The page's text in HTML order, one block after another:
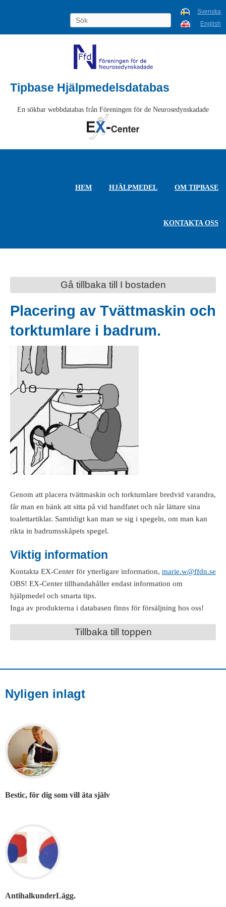
Svenska
English
Tipbase Hjälpmedelsdatabas
En sökbar webbdatabas från Föreningen för de Neurosedynskadade
HEM HJÄLPMEDEL OM TIPBASE
KONTAKTA OSS
Gå tillbaka till I bostaden
Placering av Tvättmaskin och
torktumlare i badrum.
Genom att placera tvättmaskin och torktumlare bredvid varandra,
får man en bänk att sitta på vid handfatet och når lättare sina
toalettartiklar. Samtidigt kan man se sig i spegeln, om man kan
rikta in badrumsskåpets spegel.
Viktig information
Kontakta EX-Center för ytterligare information, marie.w@ffdn.se
OBS! EX-Center tillhandahåller endast information om
hjälpmedel och smarta tips.
Inga av produkterna i databasen finns för försäljning hos oss!
Tillbaka till toppen
Nyligen inlagt
Bestic, för dig som vill äta själv
AntihalkunderLägg.